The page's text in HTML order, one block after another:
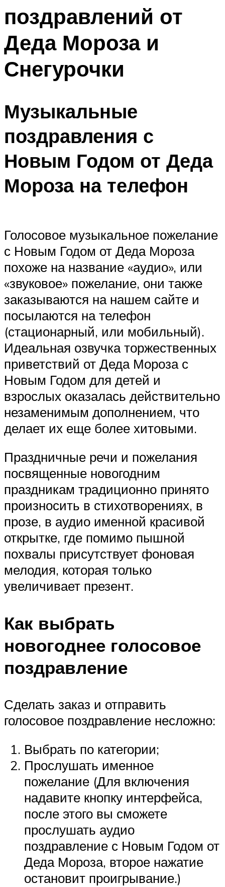
поздравлений от
Деда Мороза и
Снегурочки
Музыкальные
поздравления с
Новым Годом от Деда
Мороза на телефон
Голосовое музыкальное пожелание
с Новым Годом от Деда Мороза
похоже на название «аудио», или
«звуковое» пожелание, они также
заказываются на нашем сайте и
посылаются на телефон
(стационарный, или мобильный).
Идеальная озвучка торжественных
приветствий от Деда Мороза с
Новым Годом для детей и
взрослых оказалась действительно
незаменимым дополнением, что
делает их еще более хитовыми.
Праздничные речи и пожелания
посвященные новогодним
праздникам традиционно принято
произносить в стихотворениях, в
прозе, в аудио именной красивой
открытке, где помимо пышной
похвалы присутствует фоновая
мелодия, которая только
увеличивает презент.
Как выбрать
новогоднее голосовое
поздравление
Сделать заказ и отправить
голосовое поздравление несложно:
Выбрать по категории;
Прослушать именное
пожелание (Для включения
надавите кнопку интерфейса,
после этого вы сможете
прослушать аудио
поздравление с Новым Годом от
Деда Мороза, второе нажатие
остановит проигрывание.)